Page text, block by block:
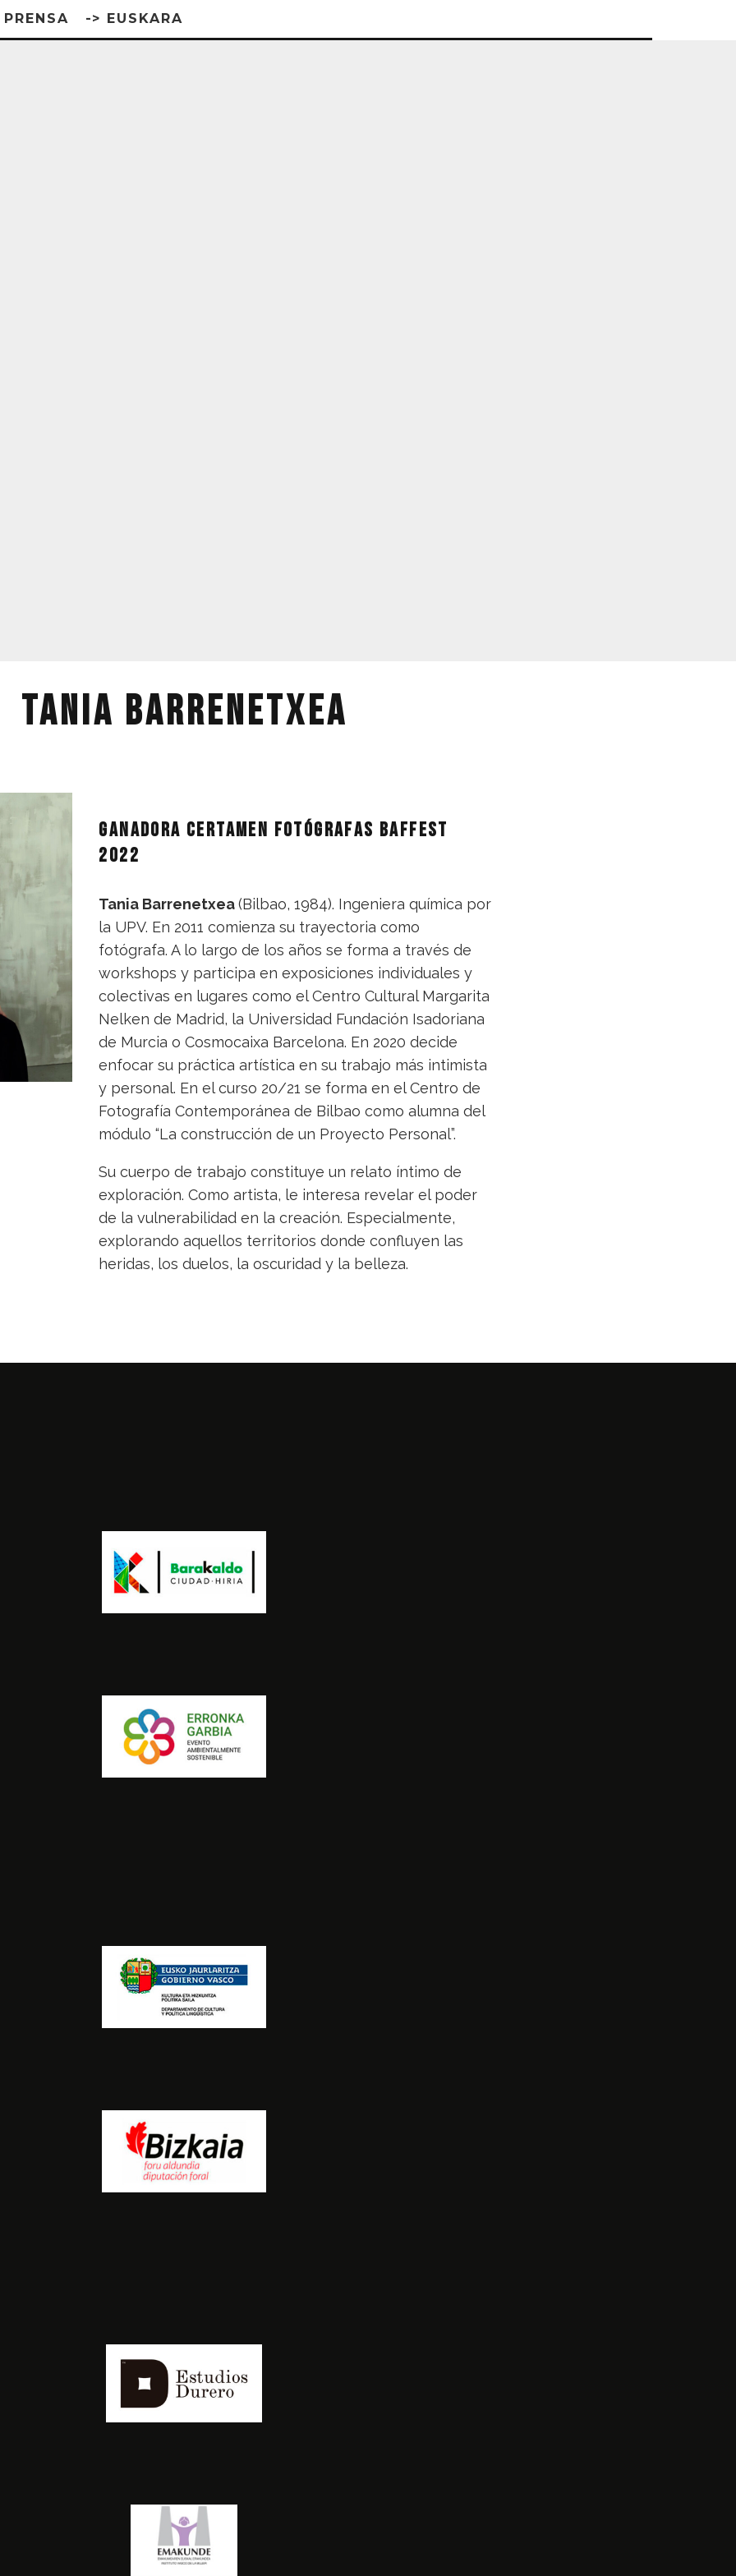
-> EUSKARA
TANIA BARRENETXEA
Ganadora certamen fotógrafas BAFFEST
2022
Tania Barrenetxea(Bilbao, 1984). Ingeniera química por
la UPV. En 2011 comienza su trayectoria como
fotógrafa. A lo largo de los años se forma a través de
workshops y participa en exposiciones individuales y
colectivas en lugares como el Centro Cultural Margarita
Nelken de Madrid, la Universidad Fundación Isadoriana
de Murcia o Cosmocaixa Barcelona. En 2020 decide
enfocar su práctica artística en su trabajo más intimista
y personal. En el curso 20/21 se forma en el Centro de
Fotografía Contemporánea de Bilbao como alumna del
módulo “La construcción de un Proyecto Personal”.
Su cuerpo de trabajo constituye un relato íntimo de
exploración. Como artista, le interesa revelar el poder
de la vulnerabilidad en la creación. Especialmente,
explorando aquellos territorios donde confluyen las
heridas, los duelos, la oscuridad y la belleza.